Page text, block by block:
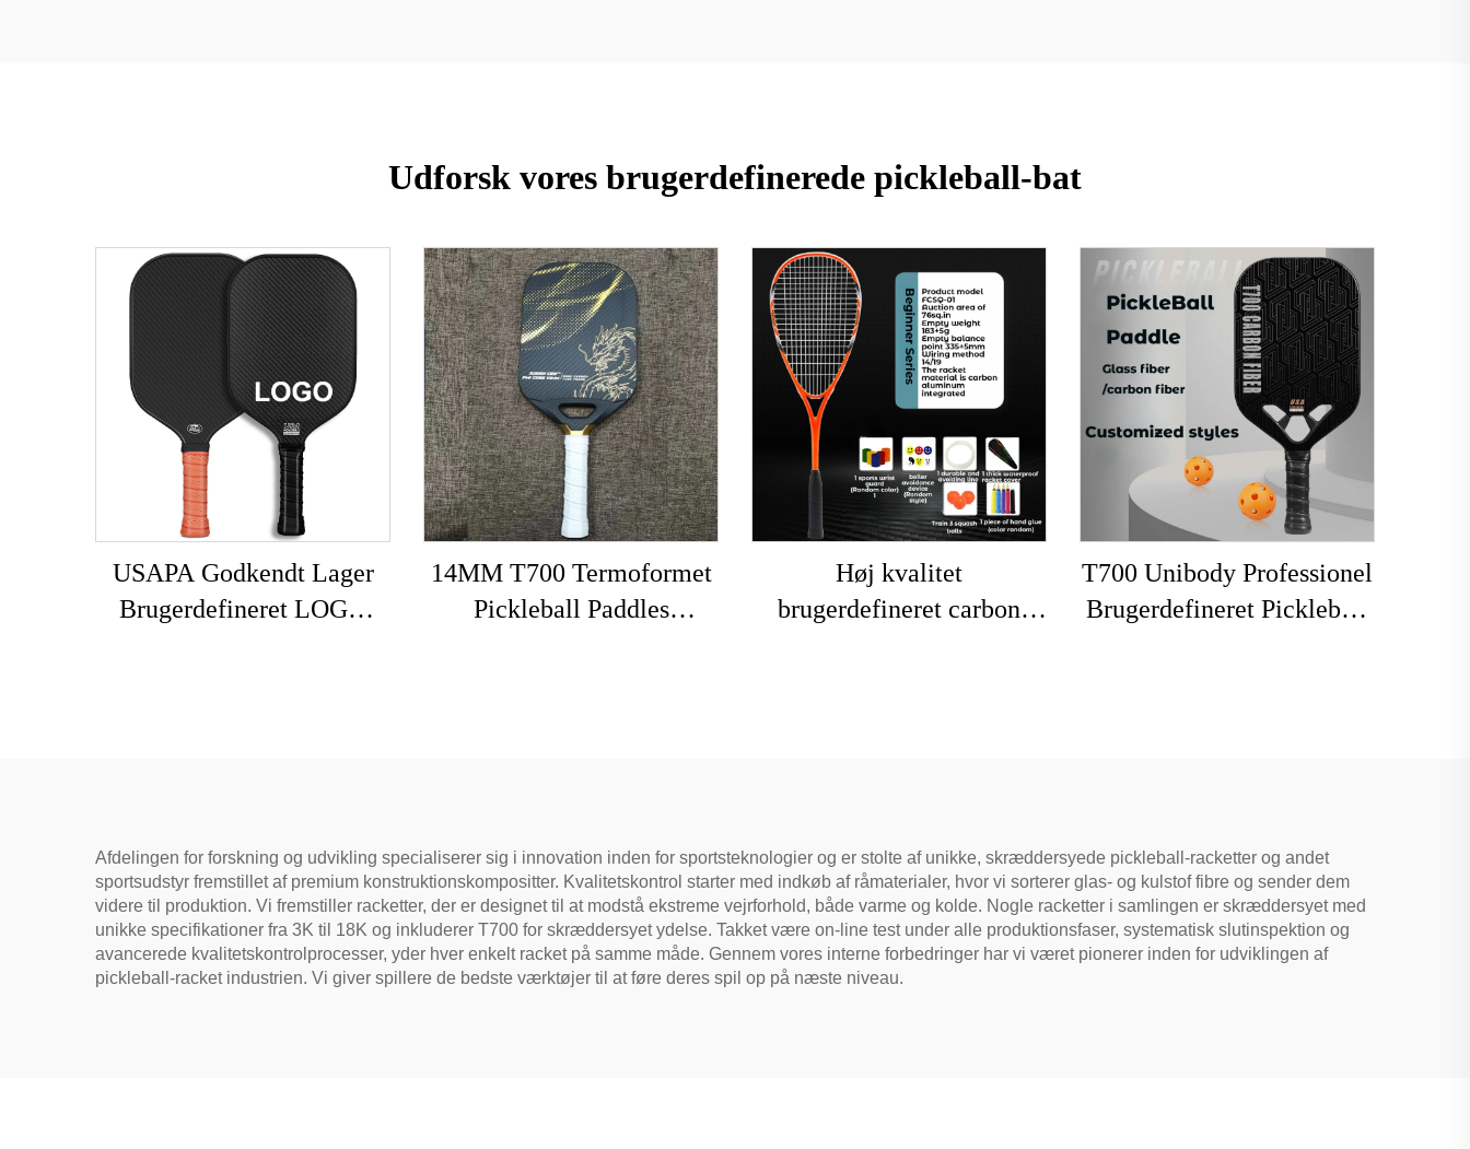
Udforsk vores brugerdefinerede pickleball-bat
USAPA Godkendt Lager
Brugerdefineret LOGO
14MM T700 Termoformet
Pickleball Paddles
Høj kvalitet
brugerdefineret carbon
T700 Unibody Professionel
Brugerdefineret Pickleball
Afdelingen for forskning og udvikling specialiserer sig i innovation inden for sportsteknologier og er stolte af unikke, skræddersyede pickleball-racketter og andet
sportsudstyr fremstillet af premium konstruktionskompositter. Kvalitetskontrol starter med indkøb af råmaterialer, hvor vi sorterer glas- og kulstof fibre og sender dem
videre til produktion. Vi fremstiller racketter, der er designet til at modstå ekstreme vejrforhold, både varme og kolde. Nogle racketter i samlingen er skræddersyet med
unikke specifikationer fra 3K til 18K og inkluderer T700 for skræddersyet ydelse. Takket være on-line test under alle produktionsfaser, systematisk slutinspektion og
avancerede kvalitetskontrolprocesser, yder hver enkelt racket på samme måde. Gennem vores interne forbedringer har vi været pionerer inden for udviklingen af
pickleball-racket industrien. Vi giver spillere de bedste værktøjer til at føre deres spil op på næste niveau.